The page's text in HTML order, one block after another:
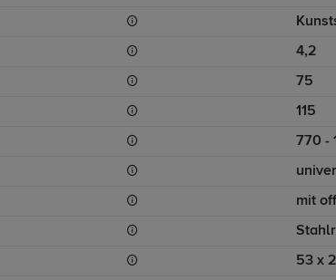
4,2
75
115
770 -
mit
53 x